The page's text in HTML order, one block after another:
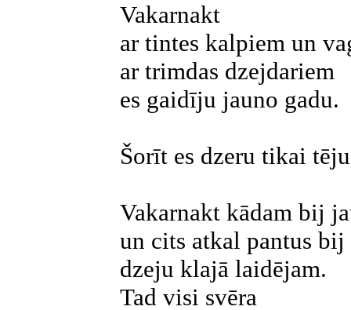
Vakarnakt
ar tintes kalpiem un
ar trimdas dzejdariem
es gaidīju jauno gadu.
Šorīt es dzeru tikai
Vakarnakt kādam bij
un cits atkal pantus bij
dzeju klajā laidējam.
Tad visi svēra